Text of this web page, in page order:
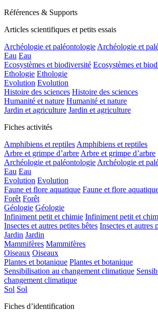
Références & Supports
Articles scientifiques et petits essais
Archéologie et paléontologie Archéologie et
Eau Eau
Ecosystèmes et biodiversité Ecosystèmes et
Ethologie Ethologie
Evolution Evolution
Histoire des sciences Histoire des sciences
Humanité et nature Humanité et nature
Jardin et agriculture Jardin et agriculture
Fiches activités
Amphibiens et reptiles Amphibiens et reptiles
Arbre et grimpe d’arbre Arbre et grimpe d’arbre
Archéologie et paléontologie Archéologie et
Eau Eau
Evolution Evolution
Faune et flore aquatique Faune et flore
Forêt Forêt
Géologie Géologie
Infiniment petit et chimie Infiniment petit et
Insectes et autres petites bêtes Insectes et autres
Jardin Jardin
Mammifères Mammifères
Oiseaux Oiseaux
Plantes et botanique Plantes et botanique
Sensibilisation au changement climatique
changement climatique
Sol Sol
Fiches d’identification